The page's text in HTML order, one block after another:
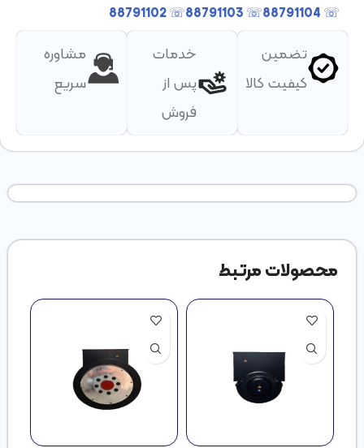
☏ 88791104
☏ 88791103
☏ 88791102
تضمین
کیفیت کالا
خدمات
پس از
فروش
مشاوره
سریع
محصولات مرتبط